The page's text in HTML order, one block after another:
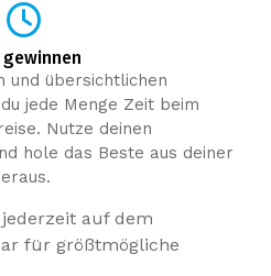
und übersichtlichen
jede Menge Zeit beim
Nutze deinen
hole das Beste aus deiner
auf dem
für größtmögliche